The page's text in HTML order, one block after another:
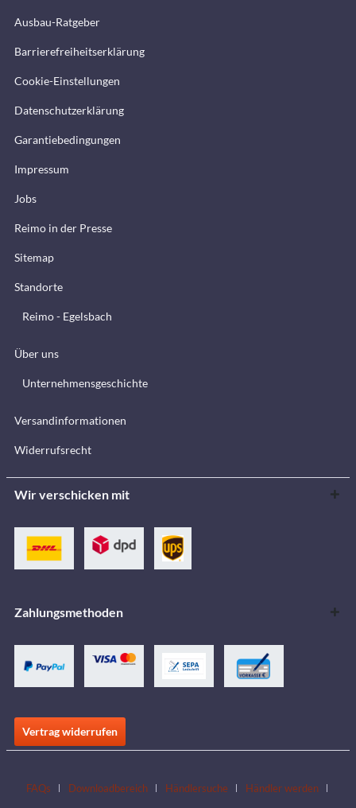
Ausbau-Ratgeber
Barrierefreiheitserklärung
Cookie-Einstellungen
Datenschutzerklärung
Garantiebedingungen
Impressum
Jobs
Reimo in der Presse
Sitemap
Standorte
Reimo - Egelsbach
Über uns
Unternehmensgeschichte
Versandinformationen
Widerrufsrecht
Wir verschicken mit
Zahlungsmethoden
Vertrag widerrufen
FAQs Downloadbereich Händlersuche
Händler werden